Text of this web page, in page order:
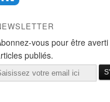
vous pour être
publiés.